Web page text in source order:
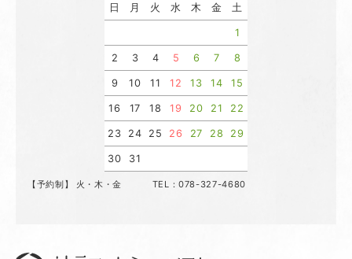
日 月 火 水 木 金 土
1
2 3 4 5 6 7 8
9 10 11 12 13 14 15
16 17 18 19 20 21 22
23 24 25 26 27 28 29
30 31
【予約制】 火・木・金 TEL：078-327-4680